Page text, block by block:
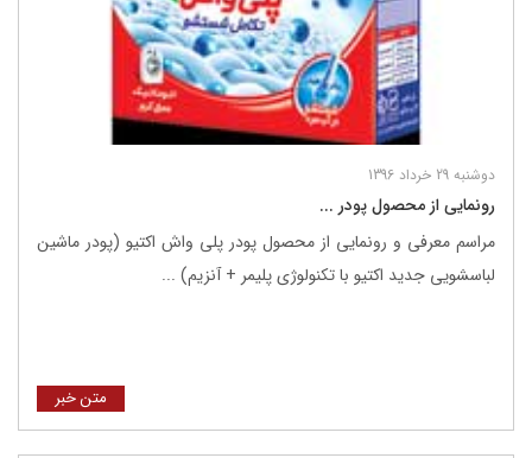
دوشنبه 29 خرداد 1396
رونمایی از محصول پودر ...
مراسم معرفی و رونمایی از محصول پودر پلی واش اکتیو (پودر ماشین
لباسشویی جدید اکتیو با تکنولوژی پلیمر + آنزیم) ...
متن خبر